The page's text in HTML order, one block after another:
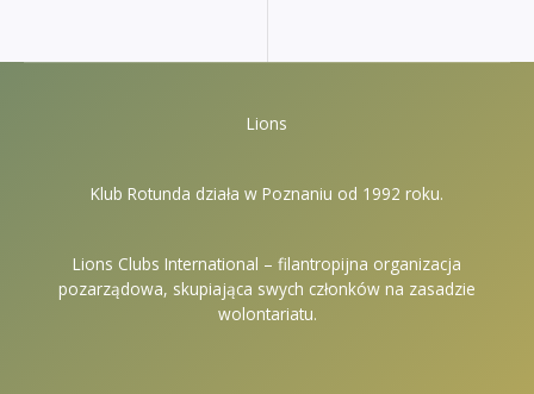
Lions
Klub Rotunda działa w Poznaniu od 1992 roku.
Lions Clubs International – filantropijna organizacja
pozarządowa, skupiająca swych członków na zasadzie
wolontariatu.